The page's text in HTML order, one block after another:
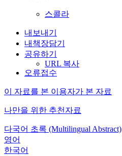
스콜라
내보내기
내책장담기
공유하기
URL 복사
오류접수
이 자료를 본 이용자가 본 자료
나만을 위한 추천자료
다국어 초록 (Multilingual Abstract)
영어
한국어